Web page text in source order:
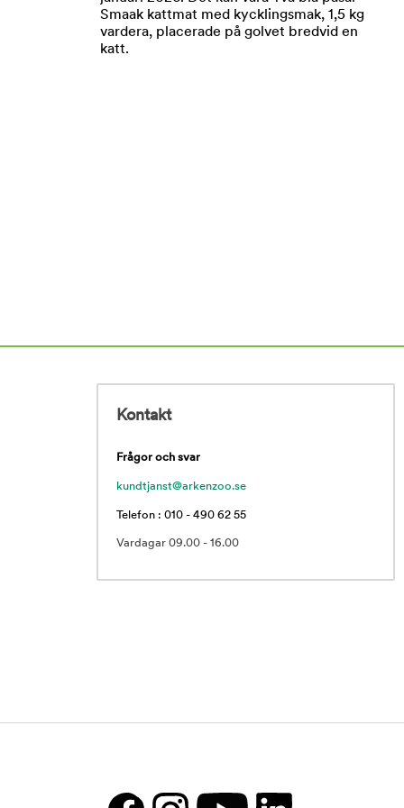
Kontakt
Frågor och svar
kundtjanst@arkenzoo.se
Telefon : 010 - 490 62 55
Vardagar 09.00 - 16.00